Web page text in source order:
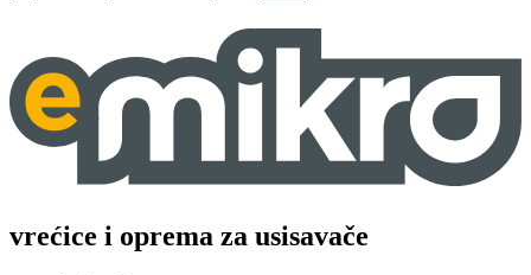
vrećice i oprema za usisavače